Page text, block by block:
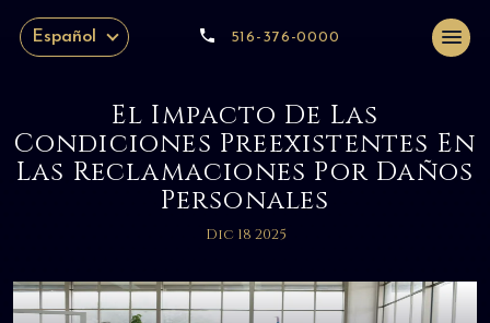
Español 516-376-0000
El Impacto De Las
Condiciones Preexistentes En
Las Reclamaciones Por Daños
Personales
Dic 18 2025